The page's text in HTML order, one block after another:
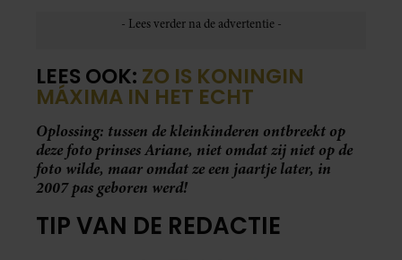
LEES OOK: ZO IS KONINGIN
MÁXIMA IN HET ECHT
Oplossing: tussen de kleinkinderen ontbreekt op
deze foto prinses Ariane, niet omdat zij niet op de
foto wilde, maar omdat ze een jaartje later, in
2007 pas geboren werd!
TIP VAN DE REDACTIE